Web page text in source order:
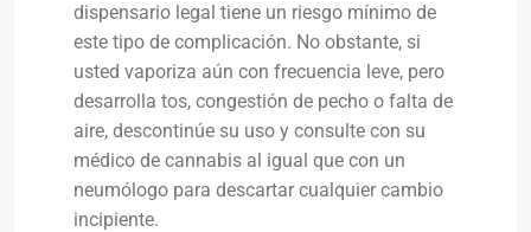
dispensario legal tiene un riesgo mínimo de
este tipo de complicación. No obstante, si
usted vaporiza aún con frecuencia leve, pero
desarrolla tos, congestión de pecho o falta de
aire, descontinúe su uso y consulte con su
médico de cannabis al igual que con un
neumólogo para descartar cualquier cambio
incipiente.